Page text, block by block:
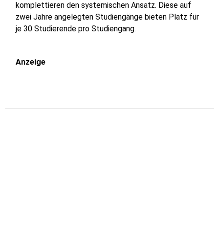
komplettieren den systemischen Ansatz. Diese auf
zwei Jahre angelegten Studiengänge bieten Platz für
je 30 Studierende pro Studiengang.
Anzeige